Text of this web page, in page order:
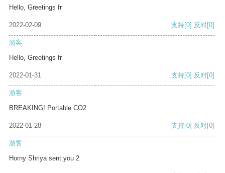
Hello, Greetings fr
2022-02-09 支持[0] 反对[0]
游客
Hello, Greetings fr
2022-01-31 支持[0] 反对[0]
游客
BREAKING! Portable CO2
2022-01-28 支持[0] 反对[0]
游客
Horny Shriya sent you 2